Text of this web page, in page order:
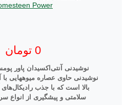
Power
0 تومان
نوشیدنی آنتی‌اکسیدان پاور
نوشیدنی حاوی عصاره میوه­هایی با
بالا است که با جذب
سلامتی و پیشگیری از انواع